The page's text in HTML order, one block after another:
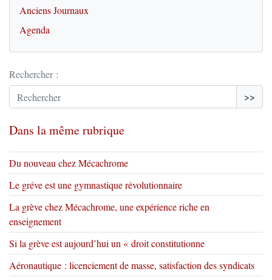
Anciens Journaux
Agenda
Rechercher :
>>
Dans la même rubrique
Du nouveau chez Mécachrome
Le gréve est une gymnastique révolutionnaire
La grève chez Mécachrome, une expérience riche en
enseignement
Si la grève est aujourd’hui un « droit constitutionne
Aéronautique : licenciement de masse, satisfaction des syndicats